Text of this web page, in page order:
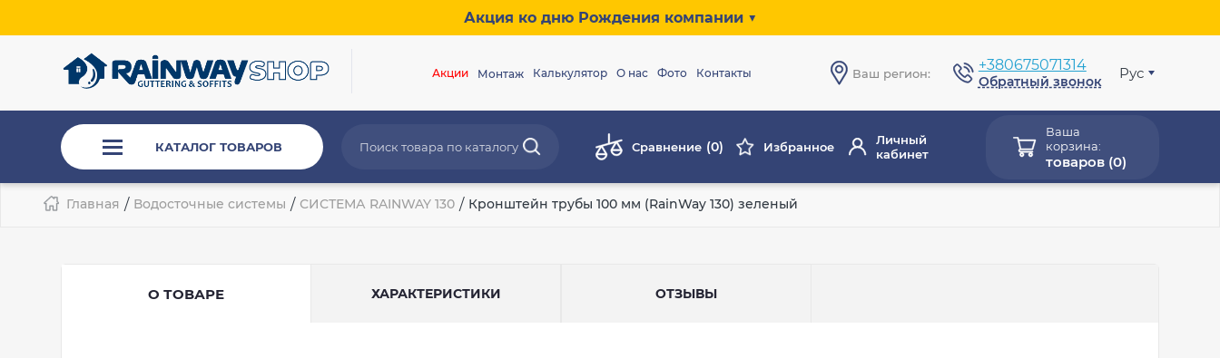
Акция ко дню Рождения компании ▼
Акции Монтаж Калькулятор О нас Фото Контакты Ваш регион: +380675071314
Обратный звонок Рус
КАТАЛОГ ТОВАРОВ Сравнение (0) Избранное
Личный
кабинет
Ваша
корзина:
товаров (0)
Главная / Водосточные системы / СИСТЕМА RAINWAY 130 / Кронштейн трубы 100 мм (RainWay 130) зеленый
О ТОВАРЕ ХАРАКТЕРИСТИКИ ОТЗЫВЫ